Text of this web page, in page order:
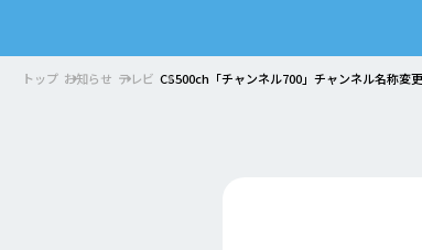
トップ お知らせ テレビ CS500ch「チャンネル700」チャンネル名称変